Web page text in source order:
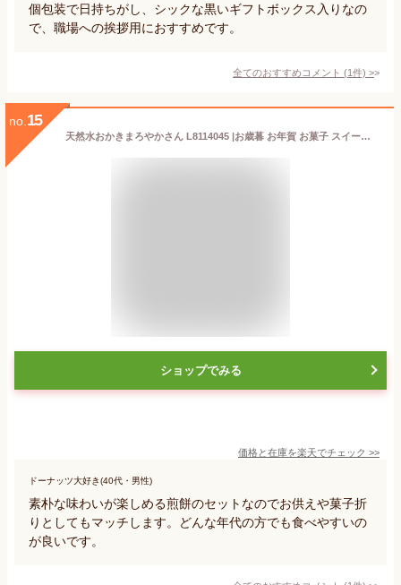
個包装で日持ちがし、シックな黒いギフトボックス入りなの
で、職場への挨拶用におすすめです。
全てのおすすめコメント (1件) >
no. 15
天然水おかきまろやかさん L8114045 |お歳暮 お年賀 お菓子 スイーツ 和菓子 せんべい 煎餅 あられ おかき 詰め合わせ 個包装 引越し挨拶ギフト 結婚 出産 新築 退院 快気 内祝い 大量 誕生日 お祝い 差し入れ 記念品 景品 品物 プレゼント 返礼品 3000円 ギフト
ショップでみる
価格と在庫を楽天でチェック >>
ドーナッツ大好き(40代・男性)
素朴な味わいが楽しめる煎餅のセットなのでお供えや菓子折
りとしてもマッチします。どんな年代の方でも食べやすいの
が良いです。